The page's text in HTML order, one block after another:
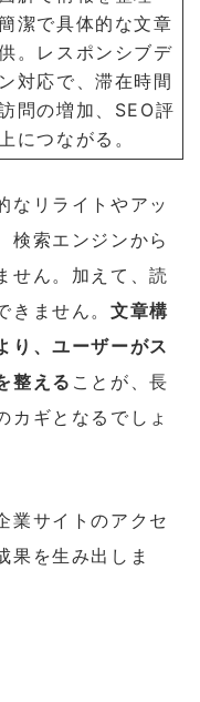
潔で具体的な文章
。レスポンシブデ
対応で、滞在時間
問の増加、SEO評
につながる。
なリライトやアッ
検索エンジンから
せん。加えて、読
ません。 文章構
り、ユーザーがス
整える ことが、長
カギとなるでしょ
業サイトのアクセ
果を生み出しま